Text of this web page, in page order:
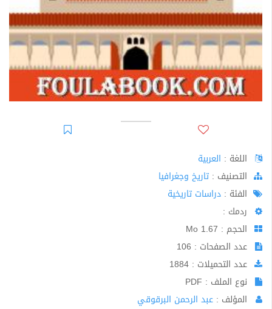
اللغة : العربية
اﻟﺘﺼﻨﻴﻒ : تاريخ وجغرافيا
الفئة : دراسات تاريخية
ردمك :
الحجم : 1.67 Mo
عدد الصفحات : 106
عدد التحميلات : 1884
نوع الملف : PDF
المؤلف : عبد الرحمن البرقوقي